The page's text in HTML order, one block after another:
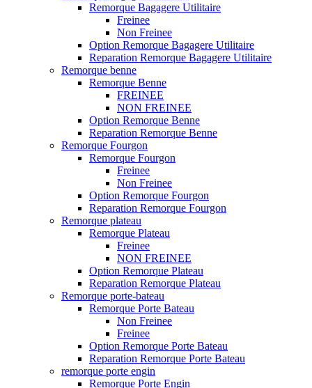
Remorque Bagagere Utilitaire
Freinee
Non Freinee
Option Remorque Bagagere Utilitaire
Reparation Remorque Bagagere Utilitaire
Remorque benne
Remorque Benne
FREINEE
NON FREINEE
Option Remorque Benne
Reparation Remorque Benne
Remorque Fourgon
Remorque Fourgon
Freinee
Non Freinee
Option Remorque Fourgon
Reparation Remorque Fourgon
Remorque plateau
Remorque Plateau
Freinee
NON FREINEE
Option Remorque Plateau
Reparation Remorque Plateau
Remorque porte-bateau
Remorque Porte Bateau
Non Freinee
Freinee
Option Remorque Porte Bateau
Reparation Remorque Porte Bateau
remorque porte engin
Remorque Porte Engin